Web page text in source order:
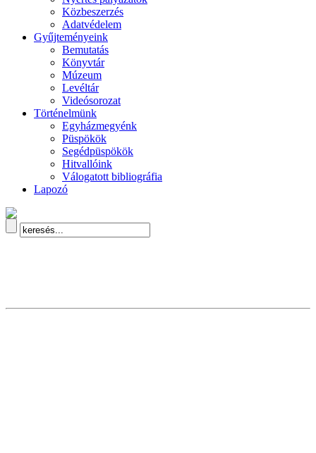
Közbeszerzés
Adatvédelem
Gyűjteményeink
Bemutatás
Könyvtár
Múzeum
Levéltár
Videósorozat
Történelmünk
Egyházmegyénk
Püspökök
Segédpüspökök
Hitvallóink
Válogatott bibliográfia
Lapozó